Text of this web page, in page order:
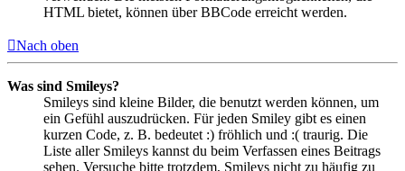
HTML bietet, können über BBCode erreicht werden.
Nach oben
Was sind Smileys?
Smileys sind kleine Bilder, die benutzt werden können, um
ein Gefühl auszudrücken. Für jeden Smiley gibt es einen
kurzen Code, z. B. bedeutet :) fröhlich und :( traurig. Die
Liste aller Smileys kannst du beim Verfassen eines Beitrags
sehen. Versuche bitte trotzdem, Smileys nicht zu häufig zu